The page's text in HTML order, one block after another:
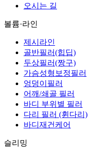
오시는 길
볼륨·라인
제시라인
골반필러(힙딥)
두상필러(짱구)
가슴성형보정필러
엉덩이필러
어깨/쇄골 필러
바디 부위별 필러
다리 필러 (휜다리)
바디재건케어
슬리밍